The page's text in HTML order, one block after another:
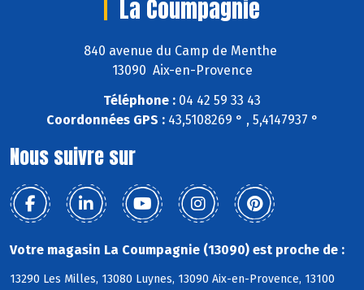
La Coumpagnie
840 avenue du Camp de Menthe
13090 Aix-en-Provence
Téléphone : 04 42 59 33 43
Coordonnées GPS :43,5108269 ° , 5,4147937 °
Nous suivre sur
Votre magasin La Coumpagnie (13090) est proche de :
13290 Les Milles, 13080 Luynes, 13090 Aix-en-Provence, 13100